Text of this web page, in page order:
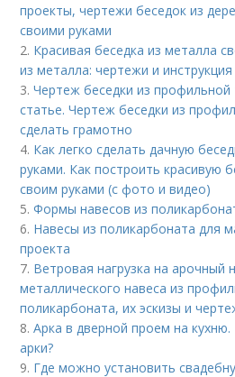
проекты, чертежи беседок из
своими руками
2. Красивая беседка из металла
из металла: чертежи и
3.Чертеж беседки из профильной
статье. Чертеж беседки из
сделать грамотно
4. Как легко сделать дачную
руками. Как построить красивую
своим руками (с фото и видео)
5.Формы навесов из
6. Навесы из поликарбоната для
проекта
7. Ветровая нагрузка на арочный
металлического навеса из
поликарбоната, их эскизы и
8.Арка в дверной проем на
арки?
9. Где можно установить